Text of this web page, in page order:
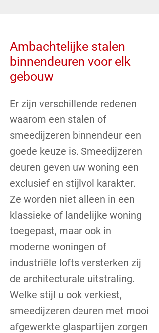
Ambachtelijke stalen
binnendeuren voor elk
gebouw
Er zijn verschillende redenen
waarom een stalen of
smeedijzeren binnendeur een
goede keuze is. Smeedijzeren
deuren geven uw woning een
exclusief en stijlvol karakter.
Ze worden niet alleen in een
klassieke of landelijke woning
toegepast, maar ook in
moderne woningen of
industriële lofts versterken zij
de architecturale uitstraling.
Welke stijl u ook verkiest,
smeedijzeren deuren met mooi
afgewerkte glaspartijen zorgen